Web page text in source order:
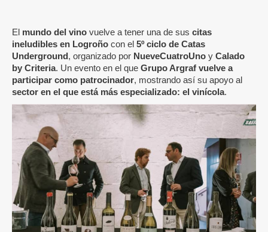
El mundo del vino vuelve a tener una de sus citas
ineludibles en Logroño con el 5º ciclo de Catas
Underground, organizado por NueveCuatroUno y Calado
by Criteria. Un evento en el que Grupo Argraf vuelve a
participar como patrocinador, mostrando así su apoyo al
sector en el que está más especializado: el vinícola.